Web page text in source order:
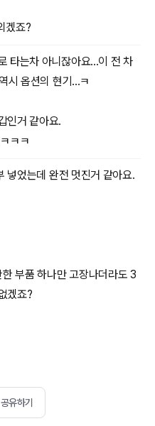
겠죠?
타는차 아니잖아요...이 전 차
시 옵션의 현기...ㅋ
인거 같아요.
ㅋㅋ
넣었는데 완전 멋진거 같아요.
부품 하나만 고장나더라도 3
겠죠?
공유하기